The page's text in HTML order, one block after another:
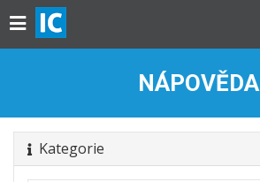
NÁPOVĚDA
Kategorie